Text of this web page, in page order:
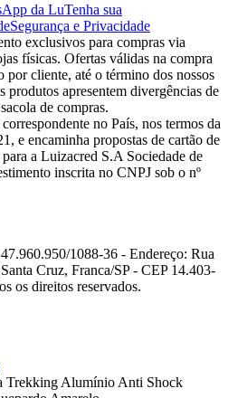
da LuTenha sua
Segurança e Privacidade
exclusivos para compras via
físicas. Ofertas válidas na compra
por cliente, até o término dos nossos
produtos apresentem divergências de
de compras.
no País, nos termos da
e encaminha propostas de cartão de
a Luizacred S.A Sociedade de
inscrita no CNPJ sob o nº
1088-36 - Endereço: Rua
Cruz, Franca/SP - CEP 14.403-
os direitos reservados.
Trekking Alumínio Anti Shock